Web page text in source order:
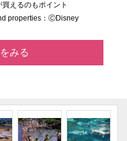
えるのもポイント
properties：ⒸDisney
みる